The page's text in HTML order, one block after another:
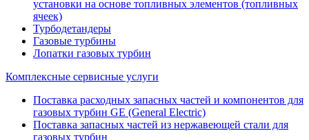
установки на основе топливных элементов (топливных
ячеек)
Турбодетандеры
Газовые турбины
Лопатки газовых турбин
Комплексные сервисные услуги
Поставка расходных запасных частей и компонентов для
газовых турбин GE (General Electric)
Поставка запасных частей из нержавеющей стали для
газовых турбин